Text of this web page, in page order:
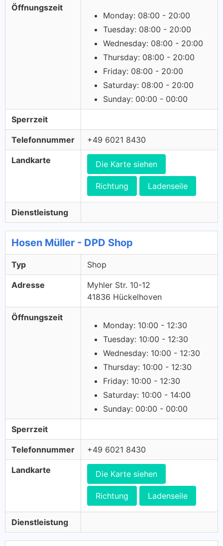
Öffnungszeit
Monday: 08:00 - 20:00
Tuesday: 08:00 - 20:00
Wednesday: 08:00 - 20:00
Thursday: 08:00 - 20:00
Friday: 08:00 - 20:00
Saturday: 08:00 - 20:00
Sunday: 00:00 - 00:00
Sperrzeit
Telefonnummer +49 6021 8430
Landkarte Die Karte siehen
Richtung Ladenseile
Dienstleistung
Hosen Müller - DPD Shop
Typ Shop
Adresse
Myhler Str. 10-12
41836 Hückelhoven
Öffnungszeit
Monday: 10:00 - 12:30
Tuesday: 10:00 - 12:30
Wednesday: 10:00 - 12:30
Thursday: 10:00 - 12:30
Friday: 10:00 - 12:30
Saturday: 10:00 - 14:00
Sunday: 00:00 - 00:00
Sperrzeit
Telefonnummer +49 6021 8430
Landkarte Die Karte siehen
Richtung Ladenseile
Dienstleistung